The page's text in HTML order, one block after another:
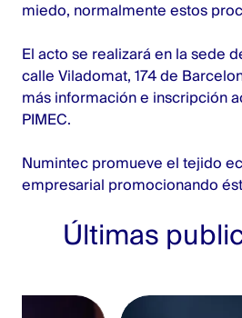
miedo, normalmente estos
El acto se realizará en la sede
calle Viladomat, 174 de
más información e inscripción
PIMEC.
Numintec promueve el tejido
empresarial promocionando
Últimas